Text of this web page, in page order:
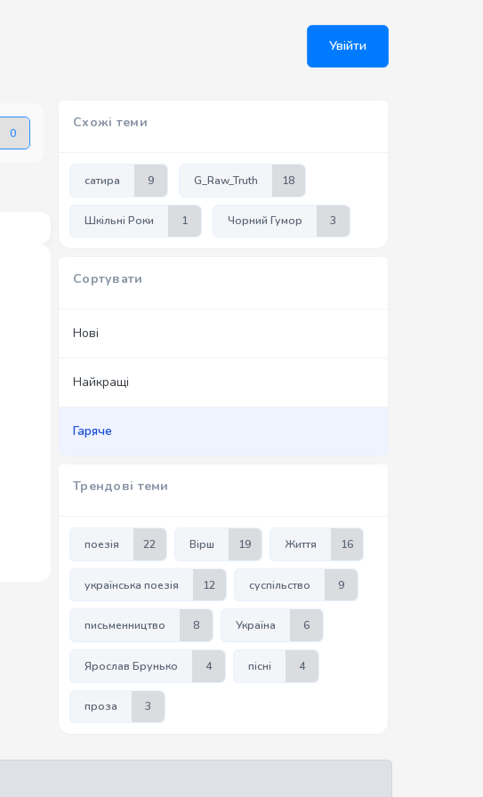
Увійти
0
Схожі теми
сатира 9 G_Raw_Truth 18
Шкільні Роки 1 Чорний Гумор 3
Сортувати
Нові
Найкращі
Гаряче
Трендові теми
поезія 22 Вірш 19 Життя 16
українська поезія 12 суспільство 9
письменництво 8 Україна 6
Ярослав Брунько 4 пісні 4
проза 3